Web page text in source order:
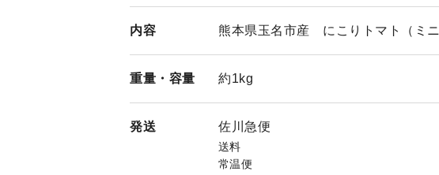
内容 熊本県玉名市産 にこりトマト（ミ
重量・ 容量 約1kg
発送 佐川急便
送料
常温便